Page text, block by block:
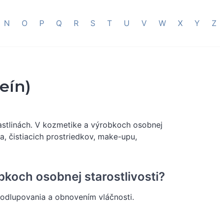
N O P Q R S T U V W X Y Z
V kozmetike a výrobkoch osobnej
čistiacich prostriedkov, make-upu,
osobnej starostlivosti?
a obnovením vláčnosti.